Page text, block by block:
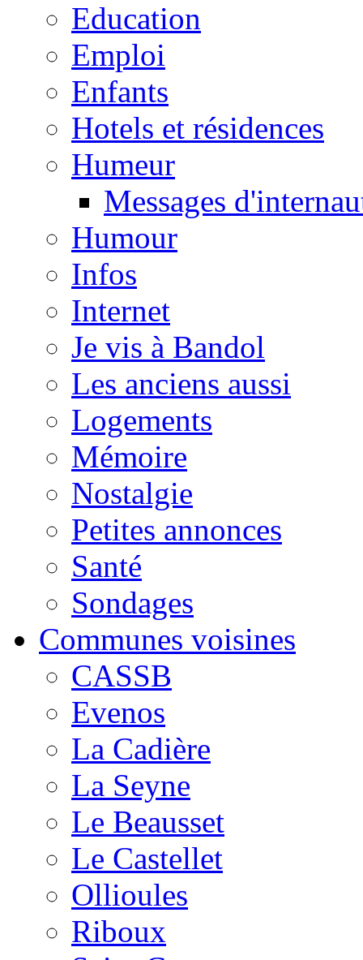
Education
Emploi
Enfants
Hotels et résidences
Humeur
Messages
Humour
Infos
Internet
Je vis à Bandol
Les anciens aussi
Logements
Mémoire
Nostalgie
Petites annonces
Santé
Sondages
Communes voisines
CASSB
Evenos
La Cadière
La Seyne
Le Beausset
Le Castellet
Ollioules
Riboux